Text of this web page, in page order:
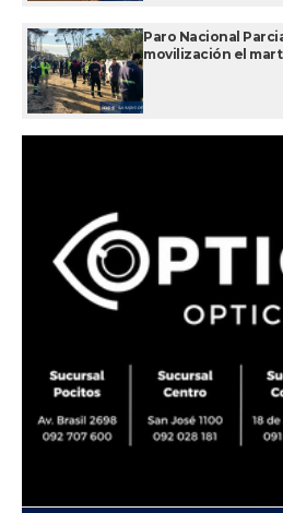
Paro Nacional
movilización el